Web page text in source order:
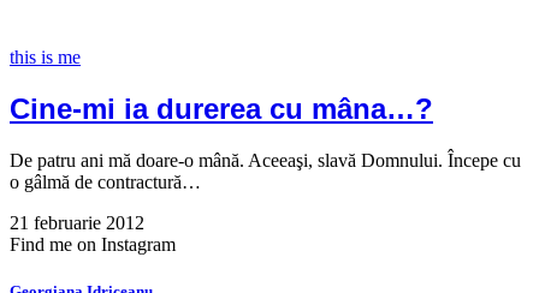
this is me
Cine-mi ia durerea cu mâna…?
De patru ani mă doare-o mână. Aceeaşi, slavă Domnului. Începe cu
o gâlmă de contractură…
21 februarie 2012
Find me on Instagram